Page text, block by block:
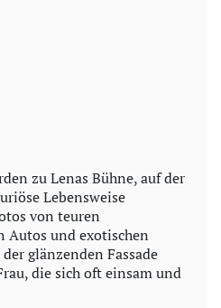
zu Lenas Bühne, auf der
Lebensweise
von teuren
Autos und exotischen
glänzenden Fassade
die sich oft einsam und